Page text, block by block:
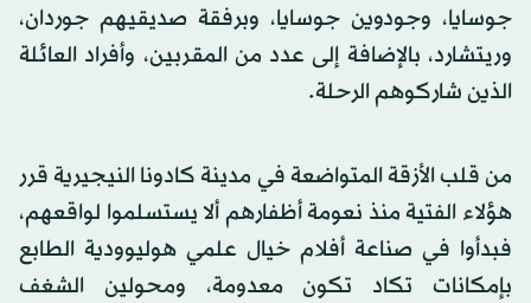
جوسايا، وجودوين جوسايا، وبرفقة صديقيهم جوردان،
وريتشارد، بالإضافة إلى عدد من المقربين، وأفراد العائلة
الذين شاركوهم الرحلة.
من قلب الأزقة المتواضعة في مدينة كادونا النيجيرية قرر
هؤلاء الفتية منذ نعومة أظفارهم ألا يستسلموا لواقعهم،
فبدأوا في صناعة أفلام خيال علمي هوليوودية الطابع
بإمكانات تكاد تكون معدومة، ومحولين الشغف